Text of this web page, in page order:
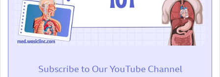
Subscribe to Our YouTube Channel